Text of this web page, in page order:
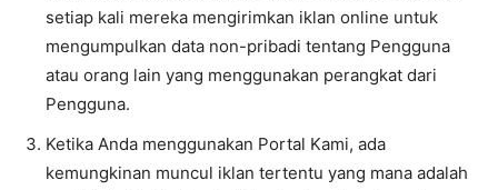
setiap kali mereka mengirimkan iklan online untuk
mengumpulkan data non-pribadi tentang Pengguna
atau orang lain yang menggunakan perangkat dari
Pengguna.
Ketika Anda menggunakan Portal Kami, ada
kemungkinan muncul iklan tertentu yang mana adalah